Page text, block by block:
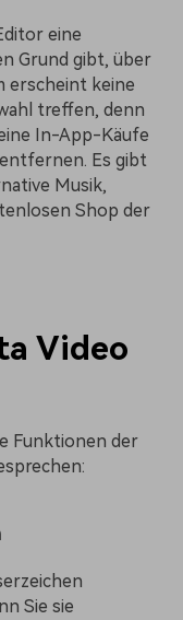
eine
Grund gibt, über
erscheint keine
treffen, denn
In-App-Käufe
Es gibt
Musik,
Shop der
Video
Funktionen der
Sie sie